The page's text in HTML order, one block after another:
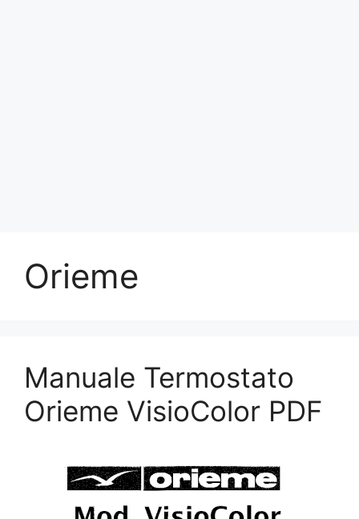
Orieme
Manuale Termostato
Orieme VisioColor PDF